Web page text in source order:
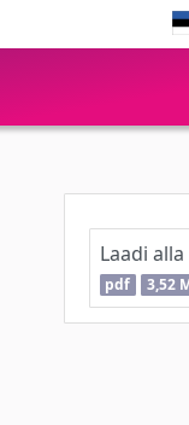
Laadi alla
pdf 3,52